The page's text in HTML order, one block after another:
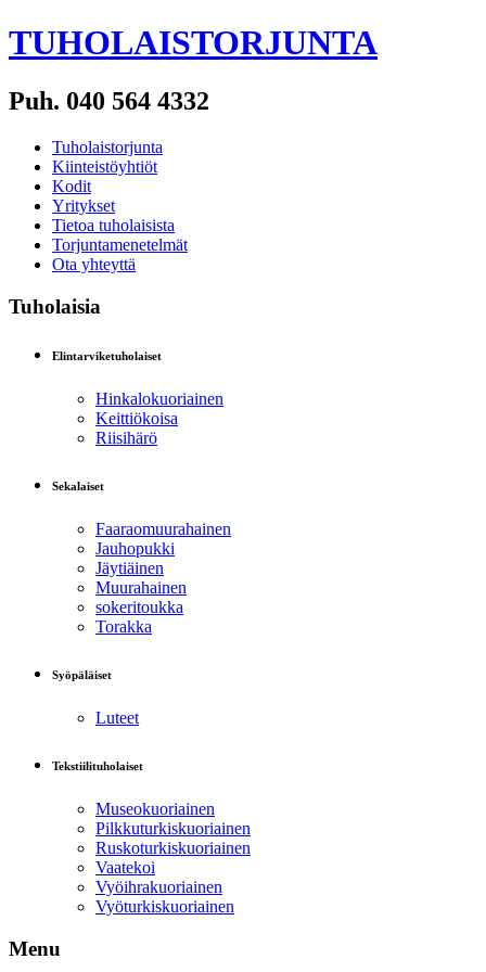
TUHOLAISTORJUNTA
Puh. 040 564 4332
Tuholaistorjunta
Kiinteistöyhtiöt
Kodit
Yritykset
Tietoa tuholaisista
Torjuntamenetelmät
Ota yhteyttä
Tuholaisia
Elintarviketuholaiset
Hinkalokuoriainen
Keittiökoisa
Riisihärö
Sekalaiset
Faaraomuurahainen
Jauhopukki
Jäytiäinen
Muurahainen
sokeritoukka
Torakka
Syöpäläiset
Luteet
Tekstiilituholaiset
Museokuoriainen
Pilkkuturkiskuoriainen
Ruskoturkiskuoriainen
Vaatekoi
Vyöihrakuoriainen
Vyöturkiskuoriainen
Menu